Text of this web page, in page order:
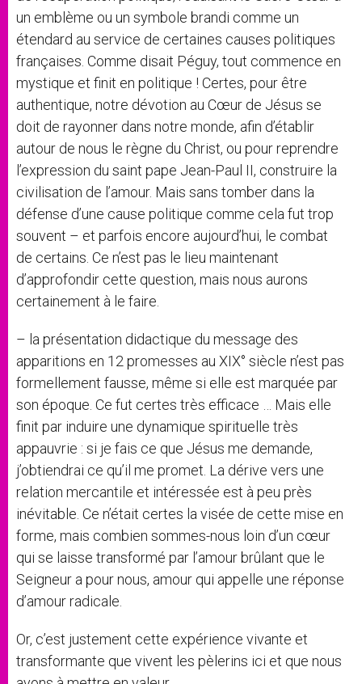
un emblème ou un symbole brandi comme un
étendard au service de certaines causes politiques
françaises. Comme disait Péguy, tout commence en
mystique et finit en politique ! Certes, pour être
authentique, notre dévotion au Cœur de Jésus se
doit de rayonner dans notre monde, afin d’établir
autour de nous le règne du Christ, ou pour reprendre
l’expression du saint pape Jean-Paul II, construire la
civilisation de l’amour. Mais sans tomber dans la
défense d’une cause politique comme cela fut trop
souvent – et parfois encore aujourd’hui, le combat
de certains. Ce n’est pas le lieu maintenant
d’approfondir cette question, mais nous aurons
certainement à le faire.
– la présentation didactique du message des
apparitions en 12 promesses au XIX° siècle n’est pas
formellement fausse, même si elle est marquée par
son époque. Ce fut certes très efficace … Mais elle
finit par induire une dynamique spirituelle très
appauvrie : si je fais ce que Jésus me demande,
j’obtiendrai ce qu’il me promet. La dérive vers une
relation mercantile et intéressée est à peu près
inévitable. Ce n’était certes la visée de cette mise en
forme, mais combien sommes-nous loin d’un cœur
qui se laisse transformé par l’amour brûlant que le
Seigneur a pour nous, amour qui appelle une réponse
d’amour radicale.
Or, c’est justement cette expérience vivante et
transformante que vivent les pèlerins ici et que nous